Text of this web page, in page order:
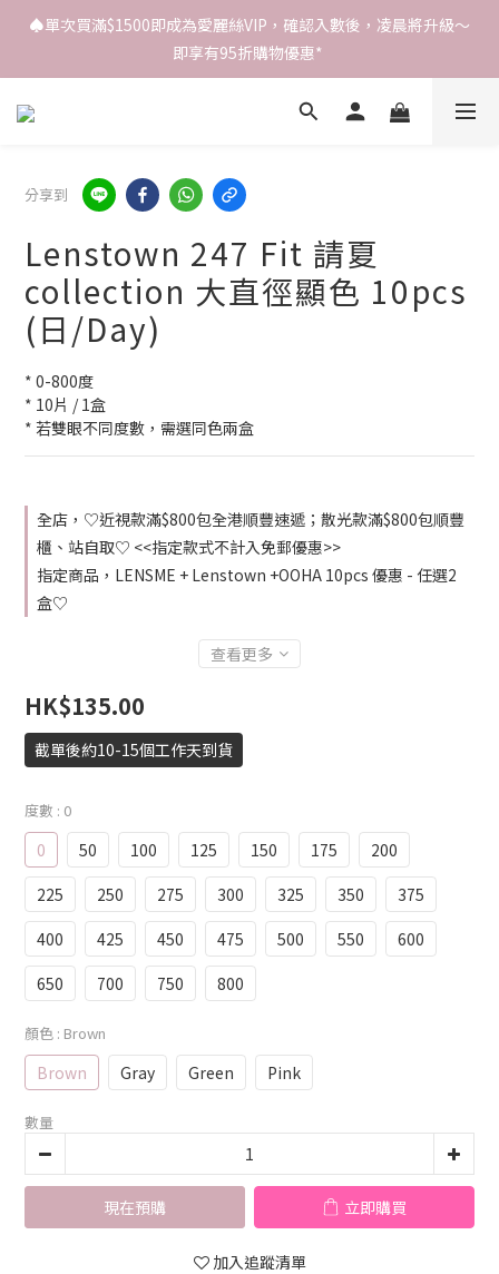
♠️單次買滿$1500即成為愛麗絲VIP，確認入數後，凌晨將升級～
即享有95折購物優惠*
分享到
Lenstown 247 Fit 請夏
collection 大直徑顯色 10pcs
(日/Day)
* 0-800度
* 10片 / 1盒
* 若雙眼不同度數，需選同色兩盒
全店，♡近視款滿$800包全港順豐速遞；散光款滿$800包順豐
櫃、站自取♡ <<指定款式不計入免郵優惠>>
指定商品，LENSME + Lenstown +OOHA 10pcs 優惠 - 任選2
盒♡
查看更多
HK$135.00
截單後約10-15個工作天到貨
度數 : 0
0 50 100 125 150 175
200
225
250 275 300 325 350
375
400
425 450 475 500 550
600
650
700 750 800
顏色 : Brown
Brown Gray Green Pink
數量
現在預購 立即購買
加入追蹤清單